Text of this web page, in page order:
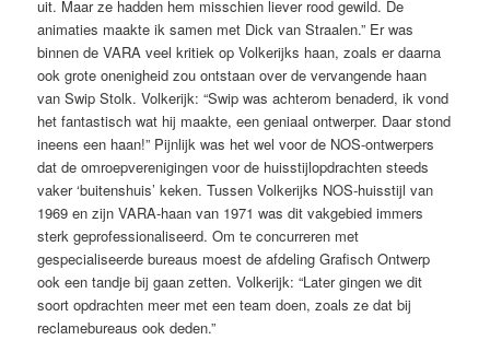
uit. Maar ze hadden hem misschien liever rood gewild. De
animaties maakte ik samen met Dick van Straalen.” Er was
binnen de VARA veel kritiek op Volkerijks haan, zoals er daarna
ook grote onenigheid zou ontstaan over de vervangende haan
van Swip Stolk. Volkerijk: “Swip was achterom benaderd, ik vond
het fantastisch wat hij maakte, een geniaal ontwerper. Daar stond
ineens een haan!” Pijnlijk was het wel voor de NOS-ontwerpers
dat de omroepverenigingen voor de huisstijlopdrachten steeds
vaker ‘buitenshuis’ keken. Tussen Volkerijks NOS-huisstijl van
1969 en zijn VARA-haan van 1971 was dit vakgebied immers
sterk geprofessionaliseerd. Om te concurreren met
gespecialiseerde bureaus moest de afdeling Grafisch Ontwerp
ook een tandje bij gaan zetten. Volkerijk: “Later gingen we dit
soort opdrachten meer met een team doen, zoals ze dat bij
reclamebureaus ook deden.”